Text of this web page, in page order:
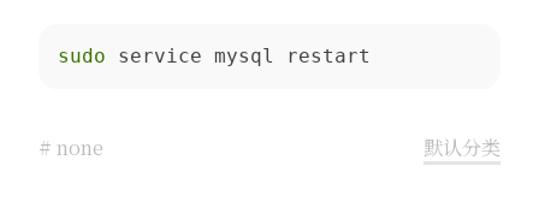
sudo service mysql restart
# none 默认分类